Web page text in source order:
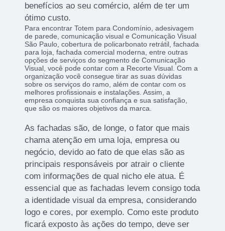
benefícios ao seu comércio, além de ter um
ótimo custo.
Para encontrar Totem para Condomínio, adesivagem
de parede, comunicação visual e Comunicação Visual
São Paulo, cobertura de policarbonato retrátil, fachada
para loja, fachada comercial moderna, entre outras
opções de serviços do segmento de Comunicação
Visual, você pode contar com a Recorte Visual. Com a
organização você consegue tirar as suas dúvidas
sobre os serviços do ramo, além de contar com os
melhores profissionais e instalações. Assim, a
empresa conquista sua confiança e sua satisfação,
que são os maiores objetivos da marca.
As fachadas são, de longe, o fator que mais
chama atenção em uma loja, empresa ou
negócio, devido ao fato de que elas são as
principais responsáveis por atrair o cliente
com informações de qual nicho ele atua. É
essencial que as fachadas levem consigo toda
a identidade visual da empresa, considerando
logo e cores, por exemplo. Como este produto
ficará exposto às ações do tempo, deve ser